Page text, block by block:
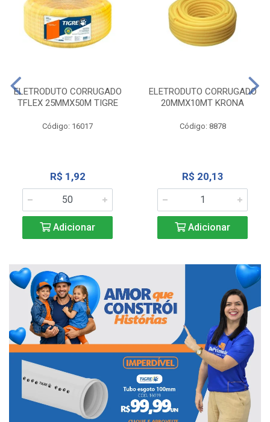
ELETRODUTO CORRUGADO
TFLEX 25MMX50M TIGRE
Código: 16017
R$ 1,92
Adicionar
ELETRODUTO CORRUGADO
20MMX10MT KRONA
Código: 8878
R$ 20,13
Adicionar